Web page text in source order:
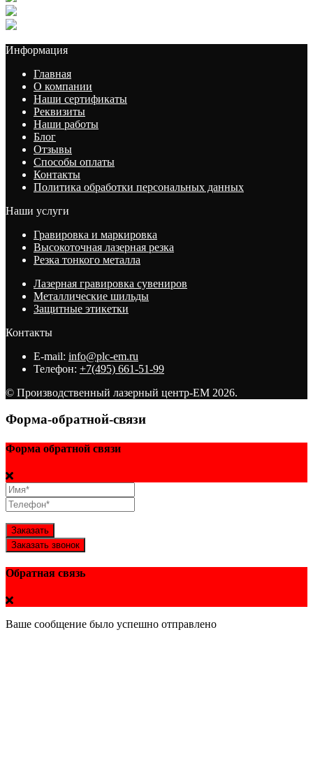
Информация
Главная
О компании
Наши сертификаты
Реквизиты
Наши работы
Блог
Отзывы
Способы оплаты
Контакты
Политика обработки персональных данных
Наши услуги
Гравировка и маркировка
Высокоточная лазерная резка
Резка тонкого металла
Лазерная гравировка сувениров
Металлические шильды
Защитные этикетки
Контакты
E-mail: info@plc-em.ru
Телефон: +7(495) 661-51-99
© Производственный лазерный центр-ЕМ 2026.
Форма-обратной-связи
Форма обратной связи
Заказать
Заказать звонок
Обратная связь
Ваше сообщение было успешно отправлено